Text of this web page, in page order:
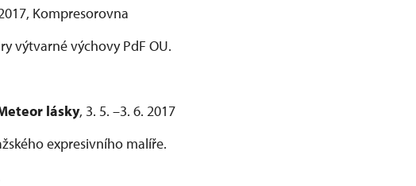
Kompresorovna
výtvarné výchovy PdF OU.
lásky, 3. 5. –3. 6. 2017
expresivního malíře.